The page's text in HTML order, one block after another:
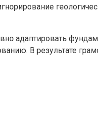
адаптировать
В результате